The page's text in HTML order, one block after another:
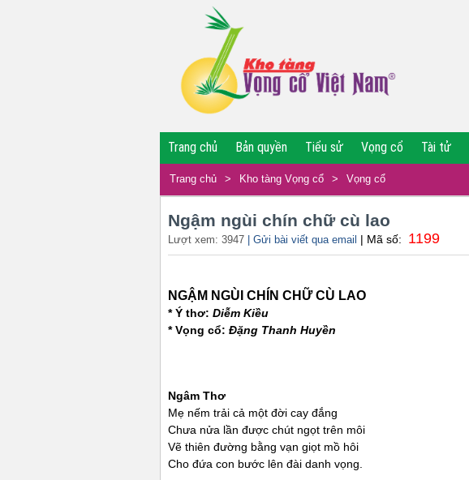
Trang chủ Bản quyền Tiểu sử Vọng cổ Tài tử
Trang chủ > Kho tàng Vọng cổ > Vọng cổ
Ngậm ngùi chín chữ cù lao
Lượt xem: 3947 | Gửi bài viết qua email | Mã số: 1199
NGẬM NGÙI CHÍN CHỮ CÙ LAO
* Ý thơ: Diễm Kiều
* Vọng cổ: Đặng Thanh Huyền
Ngâm Thơ
Mẹ nếm trải cả một đời cay đắng
Chưa nửa lần được chút ngọt trên môi
Vẽ thiên đường bằng vạn giọt mồ hôi
Cho đứa con bước lên đài danh vọng.